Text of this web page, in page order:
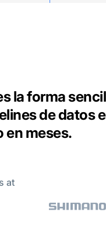
la forma
de datos
en meses.
at